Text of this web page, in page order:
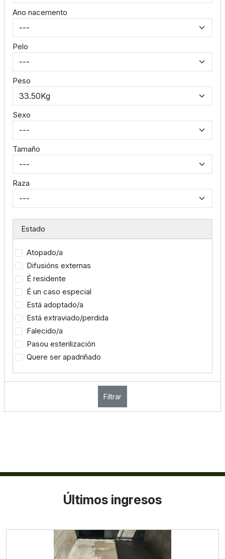
Ano nacemento
Pelo
Peso
Sexo
Tamaño
Raza
Estado
Atopado/a
Difusións externas
É residente
É un caso especial
Está adoptado/a
Está extraviado/perdida
Falecido/a
Pasou esterilización
Quere ser apadriñado
Filtrar
Últimos ingresos